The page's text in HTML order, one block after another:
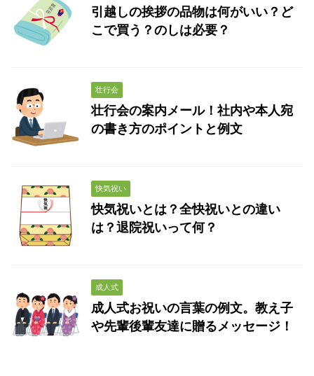
引越しの挨拶の品物は何がいい？ど
こで買う？のしは必要？
壮行会
壮行会の案内メール！社内や本人宛
の書き方のポイントと例文
快気祝い
快気祝いとは？全快祝いとの違い
は？退院祝いって何？
成人式
成人式お祝いの言葉の例文。教え子
や先輩後輩友達に贈るメッセージ！